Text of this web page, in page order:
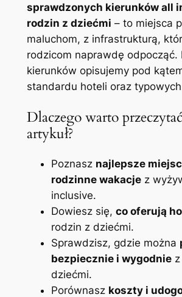
sprawdzonych kierunków all
rodzin z dziećmi – to miejsca
maluchom, z infrastrukturą,
rodzicom naprawdę odpocząć.
kierunków opisujemy pod
standardu hoteli oraz
Dlaczego warto
artykuł?
Poznasz najlepsze
rodzinne wakacjez
inclusive.
Dowiesz się, co oferują
rodzin z dziećmi.
Sprawdzisz, gdzie można
bezpiecznie i wygodniez
dziećmi.
Porównasz koszty i